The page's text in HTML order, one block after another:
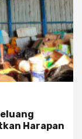
Harapan